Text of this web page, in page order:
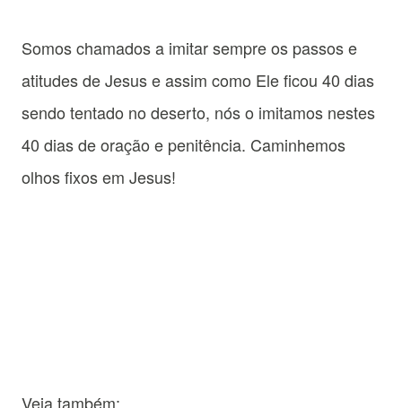
Somos chamados a imitar sempre os passos e
atitudes de Jesus e assim como Ele ficou 40 dias
sendo tentado no deserto, nós o imitamos nestes
40 dias de oração e penitência. Caminhemos
olhos fixos em Jesus!
Veja também: